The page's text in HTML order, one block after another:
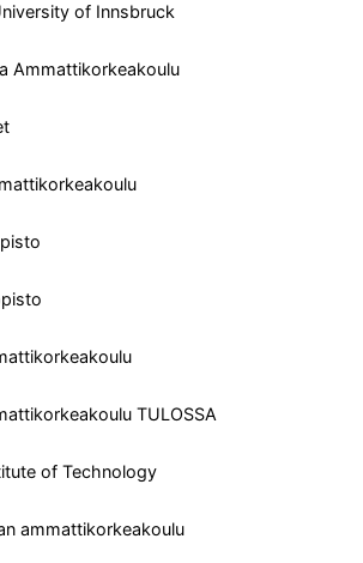
of Innsbruck
Ammattikorkeakoulu
TULOSSA
of Technology
ammattikorkeakoulu